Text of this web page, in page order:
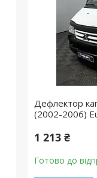
Дефлектор
(2002-2006)
1 213 ₴
Готово до